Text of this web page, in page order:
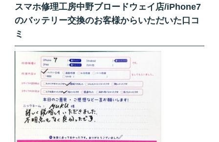
スマホ修理工房中野ブロードウェイ店/iPhone7
のバッテリー交換のお客様からいただいた口コ
ミ